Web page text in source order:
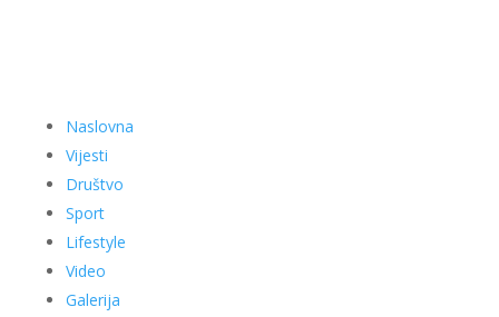
Naslovna
Vijesti
Društvo
Sport
Lifestyle
Video
Galerija